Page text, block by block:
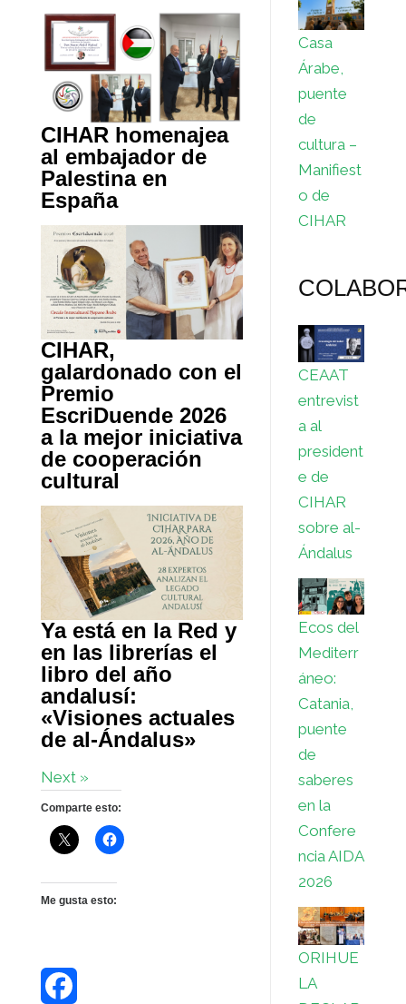
CIHAR homenajea
al embajador de
Palestina en
España
CIHAR,
galardonado con el
Premio
EscriDuende 2026
a la mejor iniciativa
de cooperación
cultural
Ya está en la Red y
en las librerías el
libro del año
andalusí:
«Visiones actuales
de al-Ándalus»
Next »
Comparte esto:
Me gusta esto:
Casa
Árabe,
puente
de
cultura –
Manifiest
o de
CIHAR
CEAAT
entrevist
a al
president
e de
CIHAR
sobre al-
Ándalus
Ecos del
Mediterr
áneo:
Catania,
puente
de
saberes
en la
Confere
ncia AIDA
2026
ORIHUE
LA